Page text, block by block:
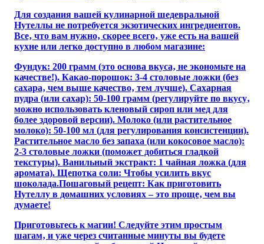
Для создания вашей кулинарной шедевральной
Нутеллы не потребуется экзотических ингредиентов.
Все‚ что вам нужно‚ скорее всего‚ уже есть на вашей
кухне или легко доступно в любом магазине:
Фундук: 200 грамм (это основа вкуса‚ не экономьте на
качестве!). Какао-порошок: 3-4 столовые ложки (без
сахара‚ чем выше качество‚ тем лучше). Сахарная
пудра (или сахар): 50-100 грамм (регулируйте по вкусу‚
можно использовать кленовый сироп или мед для
более здоровой версии). Молоко (или растительное
молоко): 50-100 мл (для регулирования консистенции).
Растительное масло без запаха (или кокосовое масло):
2-3 столовые ложки (поможет добиться гладкой
текстуры). Ванильный экстракт: 1 чайная ложка (для
аромата). Щепотка соли: Чтобы усилить вкус
шоколада.Пошаговый рецепт: Как приготовить
Нутеллу в домашних условиях – это проще‚ чем вы
думаете!
Приготовьтесь к магии! Следуйте этим простым
шагам‚ и уже через считанные минуты вы будете